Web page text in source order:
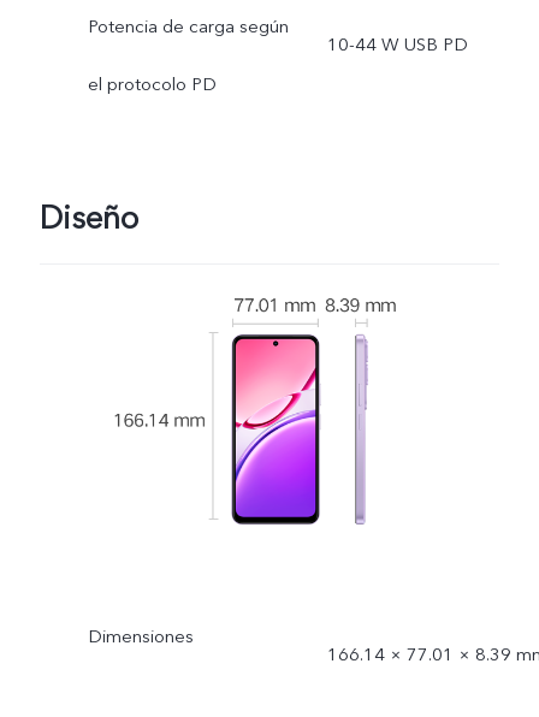
Potencia de carga según
el protocolo PD
10-44 W USB PD
Diseño
Dimensiones
166.14 × 77.01 × 8.39